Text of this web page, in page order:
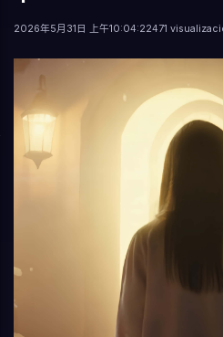
2026年5月31日 上午10:04:22471